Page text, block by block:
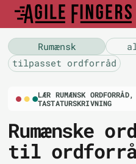
Rumænsk
tilpasset ordforråd
LÆR RUMÆNSK
TASTATURSKRIVNING
Rumænske
til